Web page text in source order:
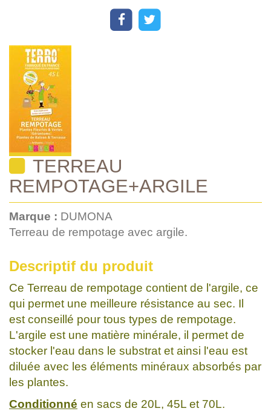
TERREAU
REMPOTAGE+ARGILE
Marque : DUMONA
Terreau de rempotage avec argile.
Descriptif du produit
Ce Terreau de rempotage contient de l'argile, ce
qui permet une meilleure résistance au sec. Il
est conseillé pour tous types de rempotage.
L'argile est une matière minérale, il permet de
stocker l'eau dans le substrat et ainsi l'eau est
diluée avec les éléments minéraux absorbés par
les plantes.
Conditionné en sacs de 20L, 45L et 70L.